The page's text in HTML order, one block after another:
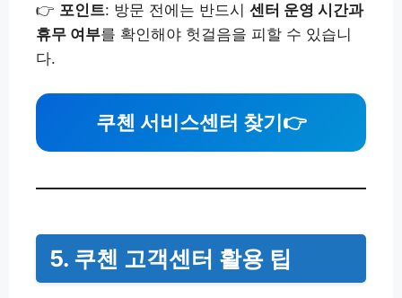
👉 포인트: 방문 전에는 반드시 센터 운영 시간과
휴무 여부를 확인해야 헛걸음을 피할 수 있습니
다.
쿠첸 서비스센터 찾기👉
5. 쿠첸 고객센터 활용 팁